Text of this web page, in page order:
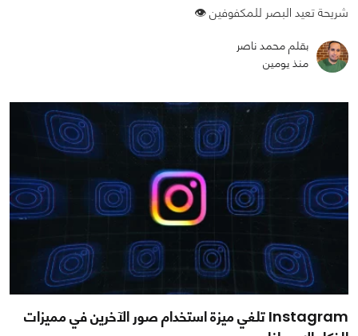
شريحة تعيد البصر للمكفوفين 👁️
بقلم محمد ناصر
منذ يومين
Instagram تلغي ميزة استخدام صور الآخرين في مميزات